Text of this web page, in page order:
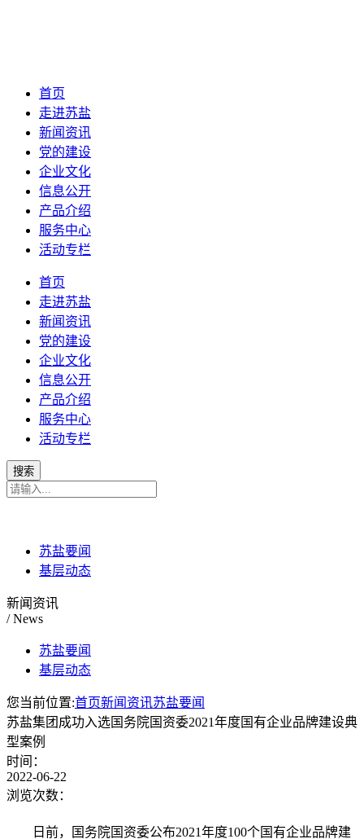
首页
走进苏盐
新闻资讯
党的建设
企业文化
信息公开
产品介绍
服务中心
活动专栏
首页
走进苏盐
新闻资讯
党的建设
企业文化
信息公开
产品介绍
服务中心
活动专栏
苏盐要闻
基层动态
新闻资讯
/ News
苏盐要闻
基层动态
您当前位置:首页新闻资讯苏盐要闻
苏盐集团成功入选国务院国资委2021年度国有企业品牌建设典
型案例
时间：
2022-06-22
浏览次数：
日前，国务院国资委公布2021年度100个国有企业品牌建